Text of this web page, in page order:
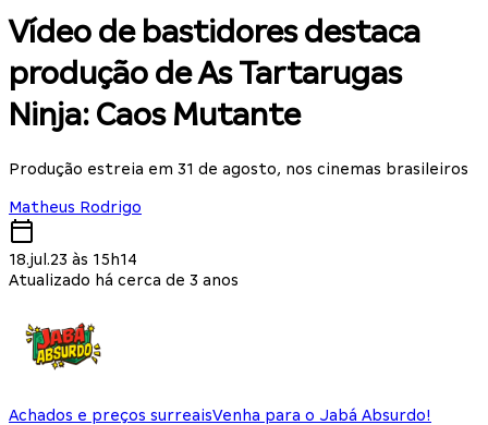
Vídeo de bastidores destaca
produção de As Tartarugas
Ninja: Caos Mutante
Produção estreia em 31 de agosto, nos cinemas brasileiros
Matheus Rodrigo
18.jul.23 às 15h14
Atualizado há cerca de 3 anos
Achados e preços surreaisVenha para o Jabá Absurdo!